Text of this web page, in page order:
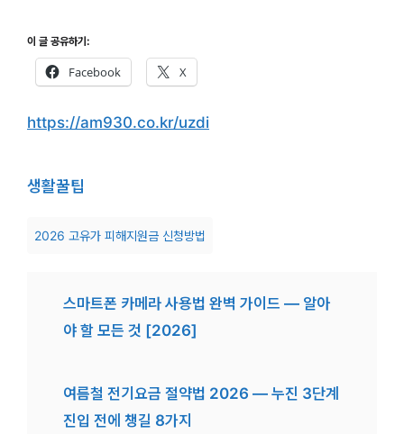
이 글 공유하기:
Facebook X
https://am930.co.kr/uzdi
생활꿀팁
2026 고유가 피해지원금 신청방법
스마트폰 카메라 사용법 완벽 가이드 — 알아
야 할 모든 것 [2026]
여름철 전기요금 절약법 2026 — 누진 3단계
진입 전에 챙길 8가지